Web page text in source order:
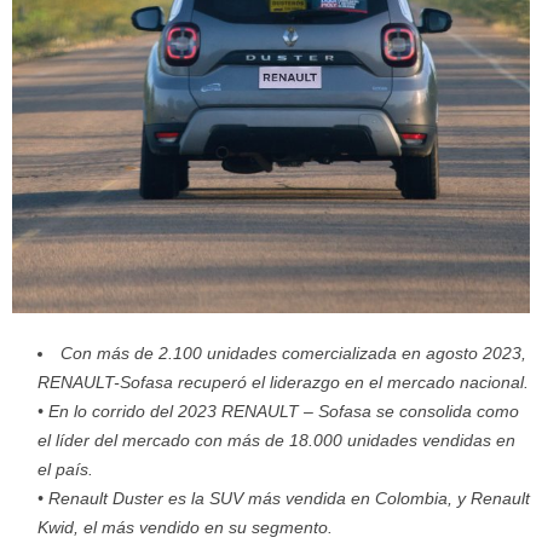
Con más de 2.100 unidades comercializada en agosto 2023,
RENAULT-Sofasa recuperó el liderazgo en el mercado nacional.
• En lo corrido del 2023 RENAULT – Sofasa se consolida como
el líder del mercado con más de 18.000 unidades vendidas en
el país.
• Renault Duster es la SUV más vendida en Colombia, y Renault
Kwid, el más vendido en su segmento.